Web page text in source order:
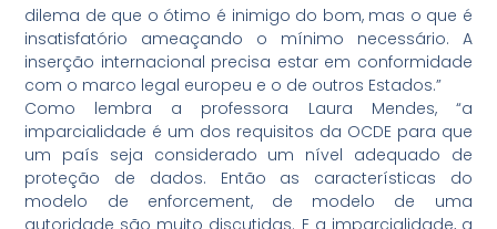
dilema de que o ótimo é inimigo do bom, mas o que é
insatisfatório ameaçando o mínimo necessário. A
inserção internacional precisa estar em conformidade
com o marco legal europeu e o de outros Estados.”
Como lembra a professora Laura Mendes, “a
imparcialidade é um dos requisitos da OCDE para que
um país seja considerado um nível adequado de
proteção de dados. Então as características do
modelo de enforcement, de modelo de uma